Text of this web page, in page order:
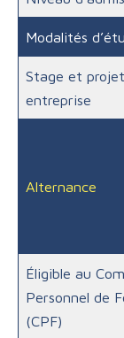
Modalités
Stage et
entreprise
Alternance
Éligible au
Personnel de
(CPF)